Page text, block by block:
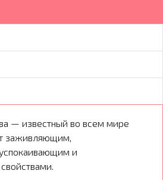
— известный во всем мире
заживляющим,
и